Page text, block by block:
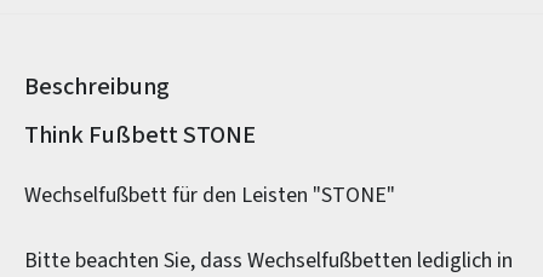
Beschreibung
Produktinformationen
Think Fußbett STONE
Wechselfußbett für den Leisten "STONE"
Bitte beachten Sie, dass Wechselfußbetten lediglich in